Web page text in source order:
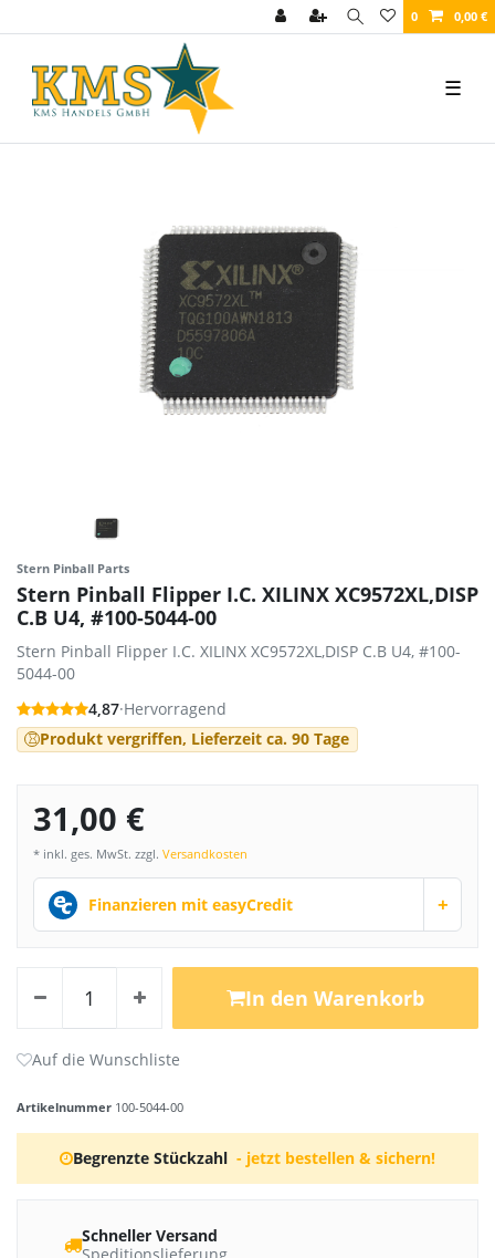
0 0,00 €
☰
Stern Pinball Parts
Stern Pinball Flipper I.C. XILINX XC9572XL,DISP
C.B U4, #100-5044-00
Stern Pinball Flipper I.C. XILINX XC9572XL,DISP C.B U4, #100-
5044-00
4,87·Hervorragend
Produkt vergriffen, Lieferzeit ca. 90 Tage
31,00 €
* inkl. ges. MwSt. zzgl. Versandkosten
Finanzieren mit easyCredit +
In den Warenkorb
Artikelnummer 100-5044-00
Begrenzte Stückzahl - jetzt bestellen & sichern!
Schneller Versand